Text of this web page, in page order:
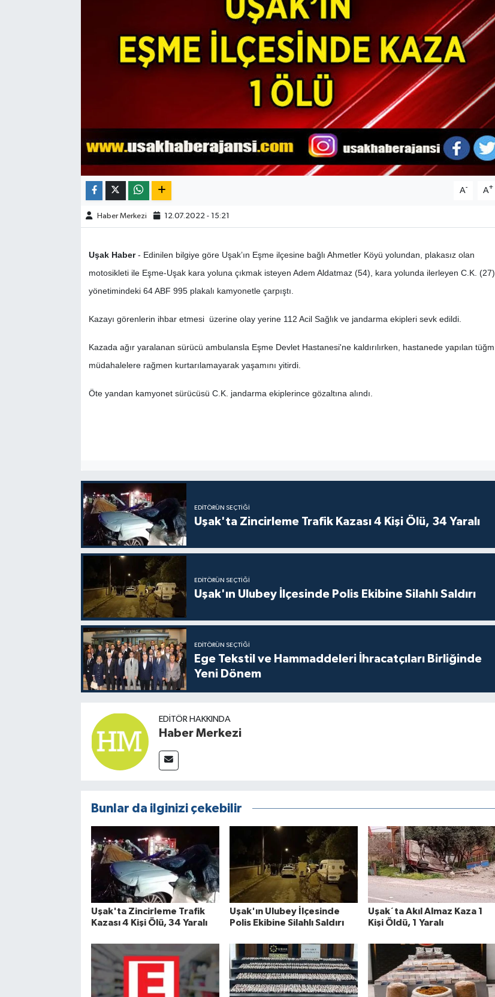
A- A+
Haber Merkezi 12.07.2022 - 15:21
Uşak Haber- Edinilen bilgiye göre Uşak’ın Eşme ilçesine bağlı Ahmetler Köyü yolundan, plakasız olan
motosikleti ile Eşme-Uşak kara yoluna çıkmak isteyen Adem Aldatmaz (54), kara yolunda ilerleyen C.K. (27)
yönetimindeki 64 ABF 995 plakalı kamyonetle çarpıştı.
Kazayı görenlerin ihbar etmesi üzerine olay yerine 112 Acil Sağlık ve jandarma ekipleri sevk edildi.
Kazada ağır yaralanan sürücü ambulansla Eşme Devlet Hastanesi'ne kaldırılırken, hastanede yapılan tüğm
müdahalelere rağmen kurtarılamayarak yaşamını yitirdi.
Öte yandan kamyonet sürücüsü C.K. jandarma ekiplerince gözaltına alındı.
EDITÖRÜN SEÇTIĞI
Uşak'ta Zincirleme Trafik Kazası 4 Kişi Ölü, 34 Yaralı
EDITÖRÜN SEÇTIĞI
Uşak'ın Ulubey İlçesinde Polis Ekibine Silahlı Saldırı
EDITÖRÜN SEÇTIĞI
Ege Tekstil ve Hammaddeleri İhracatçıları Birliğinde
Yeni Dönem
EDITÖR HAKKINDA
Haber Merkezi
Bunlar da ilginizi çekebilir
Uşak'ta Zincirleme Trafik
Kazası 4 Kişi Ölü, 34 Yaralı
Uşak'ın Ulubey İlçesinde
Polis Ekibine Silahlı Saldırı
Uşak´ta Akıl Almaz Kaza 1
Kişi Öldü, 1 Yaralı
KAMPANYALAR
KÜLTÜR-SANAT